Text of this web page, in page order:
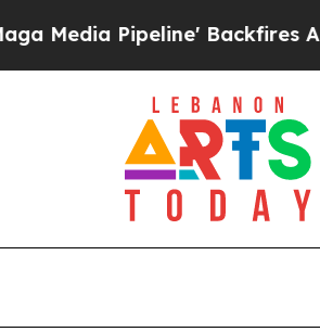
Pipeline' Backfires Amid